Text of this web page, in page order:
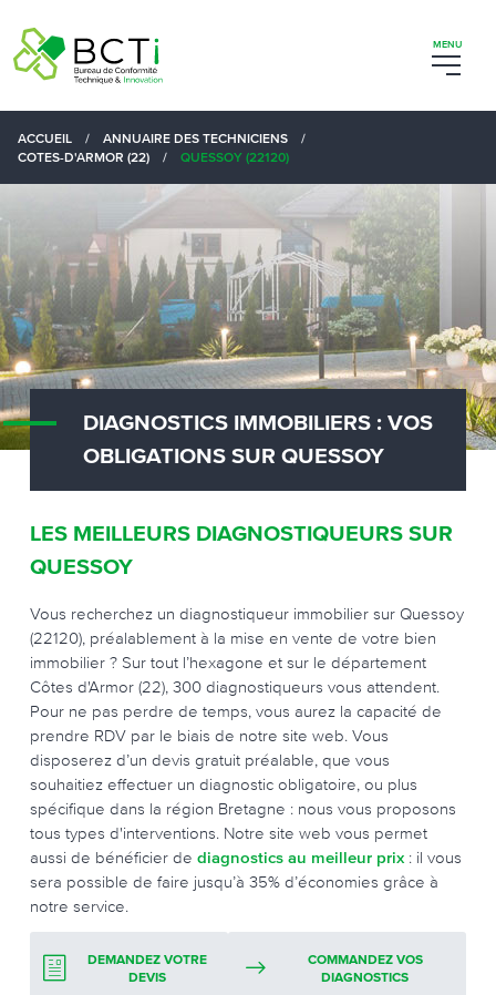
ACCUEIL / ANNUAIRE DES TECHNICIENS
/
COTES-D'ARMOR (22)
/ QUESSOY (22120)
DIAGNOSTICS IMMOBILIERS : VOS
OBLIGATIONS SUR QUESSOY
LES MEILLEURS DIAGNOSTIQUEURS SUR
QUESSOY
Vous recherchez un diagnostiqueur immobilier sur Quessoy
(22120), préalablement à la mise en vente de votre bien
immobilier ? Sur tout l’hexagone et sur le département
Côtes d'Armor (22), 300 diagnostiqueurs vous attendent.
Pour ne pas perdre de temps, vous aurez la capacité de
prendre RDV par le biais de notre site web. Vous
disposerez d’un devis gratuit préalable, que vous
souhaitiez effectuer un diagnostic obligatoire, ou plus
spécifique dans la région Bretagne : nous vous proposons
tous types d'interventions. Notre site web vous permet
aussi de bénéficier de diagnostics au meilleur prix : il vous
sera possible de faire jusqu’à 35% d’économies grâce à
notre service.
DEMANDEZ VOTRE
DEVIS
COMMANDEZ VOS
DIAGNOSTICS